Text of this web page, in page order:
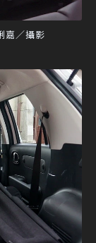
嘉／攝影